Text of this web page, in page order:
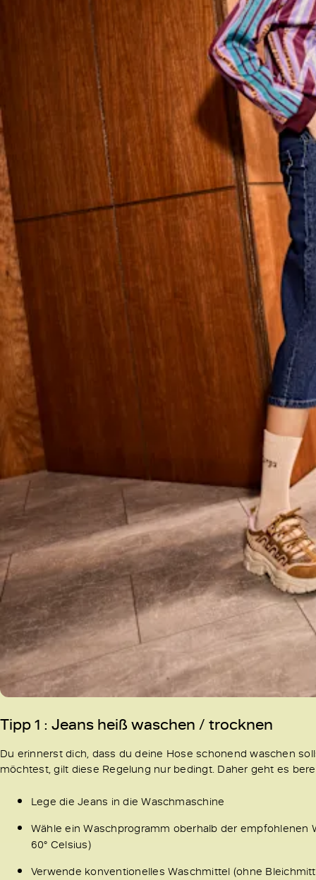
Tipp 1 : Jeans heiß waschen / trocknen
Du erinnerst dich, dass du deine Hose schonend waschen
möchtest, gilt diese Regelung nur bedingt. Daher geht es
Lege die Jeans in die Waschmaschine
Wähle ein Waschprogramm oberhalb der
60° Celsius)
Verwende konventionelles Waschmittel (ohne